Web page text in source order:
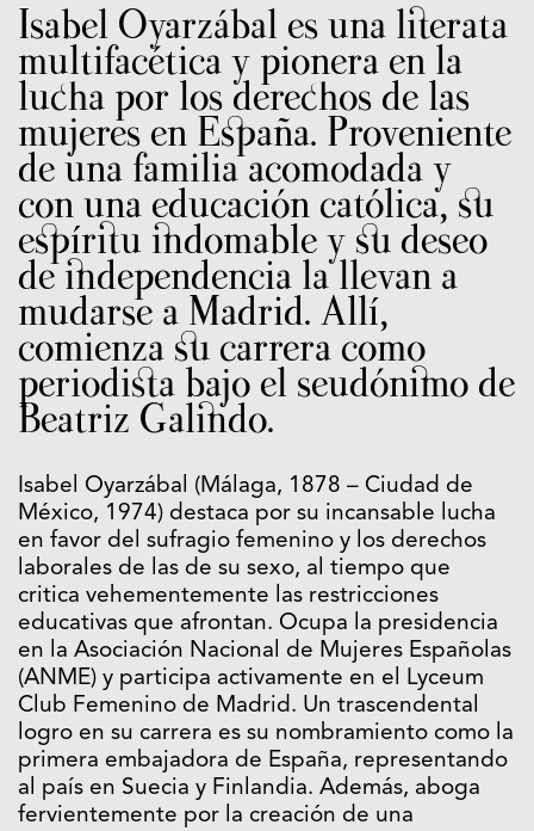
Isabel Oyarzábal es una literata
multifacética y pionera en la
lucha por los derechos de las
mujeres en España. Proveniente
de una familia acomodada y
con una educación católica, su
espíritu indomable y su deseo
de independencia la llevan a
mudarse a Madrid. Allí,
comienza su carrera como
periodista bajo el seudónimo de
Beatriz Galindo.
Isabel Oyarzábal (Málaga, 1878 – Ciudad de
México, 1974) destaca por su incansable lucha
en favor del sufragio femenino y los derechos
laborales de las de su sexo, al tiempo que
critica vehementemente las restricciones
educativas que afrontan. Ocupa la presidencia
en la Asociación Nacional de Mujeres Españolas
(ANME) y participa activamente en el Lyceum
Club Femenino de Madrid. Un trascendental
logro en su carrera es su nombramiento como la
primera embajadora de España, representando
al país en Suecia y Finlandia. Además, aboga
fervientemente por la creación de una